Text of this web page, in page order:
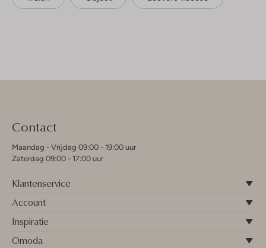
Contact
Maandag - Vrijdag 09:00 - 19:00 uur
Zaterdag 09:00 - 17:00 uur
Klantenservice
Account
Inspiratie
Omoda